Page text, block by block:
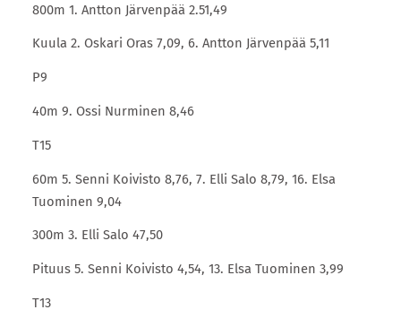
800m 1. Antton Järvenpää 2.51,49
Kuula 2. Oskari Oras 7,09, 6. Antton Järvenpää 5,11
P9
40m 9. Ossi Nurminen 8,46
T15
60m 5. Senni Koivisto 8,76, 7. Elli Salo 8,79, 16. Elsa
Tuominen 9,04
300m 3. Elli Salo 47,50
Pituus 5. Senni Koivisto 4,54, 13. Elsa Tuominen 3,99
T13